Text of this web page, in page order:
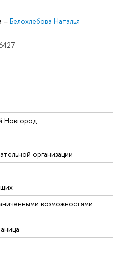
– Белохлебова Наталья
организации
возможностями